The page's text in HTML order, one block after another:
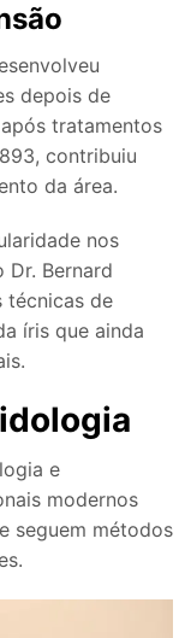
depois de
tratamentos
contribuiu
da área.
nos
Bernard
técnicas de
íris que ainda
e
modernos
seguem métodos